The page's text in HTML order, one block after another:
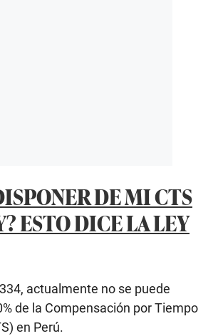
DE MI CTS
ESTO DICE LA LEY
actualmente no se puede
de la Compensación por Tiempo
en Perú.